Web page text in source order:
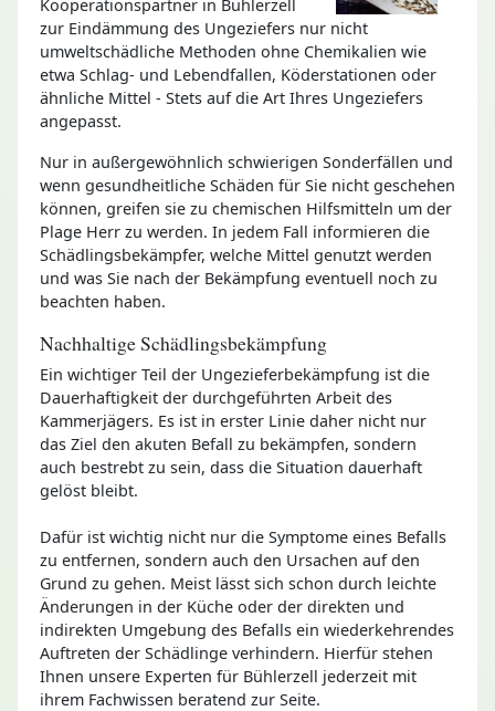
Kooperationspartner in Bühlerzell
zur Eindämmung des Ungeziefers nur nicht
umweltschädliche Methoden ohne Chemikalien wie
etwa Schlag- und Lebendfallen, Köderstationen oder
ähnliche Mittel - Stets auf die Art Ihres Ungeziefers
angepasst.
Nur in außergewöhnlich schwierigen Sonderfällen und
wenn gesundheitliche Schäden für Sie nicht geschehen
können, greifen sie zu chemischen Hilfsmitteln um der
Plage Herr zu werden. In jedem Fall informieren die
Schädlingsbekämpfer, welche Mittel genutzt werden
und was Sie nach der Bekämpfung eventuell noch zu
beachten haben.
Nachhaltige Schädlingsbekämpfung
Ein wichtiger Teil der Ungezieferbekämpfung ist die
Dauerhaftigkeit der durchgeführten Arbeit des
Kammerjägers. Es ist in erster Linie daher nicht nur
das Ziel den akuten Befall zu bekämpfen, sondern
auch bestrebt zu sein, dass die Situation dauerhaft
gelöst bleibt.
Dafür ist wichtig nicht nur die Symptome eines Befalls
zu entfernen, sondern auch den Ursachen auf den
Grund zu gehen. Meist lässt sich schon durch leichte
Änderungen in der Küche oder der direkten und
indirekten Umgebung des Befalls ein wiederkehrendes
Auftreten der Schädlinge verhindern. Hierfür stehen
Ihnen unsere Experten für Bühlerzell jederzeit mit
ihrem Fachwissen beratend zur Seite.